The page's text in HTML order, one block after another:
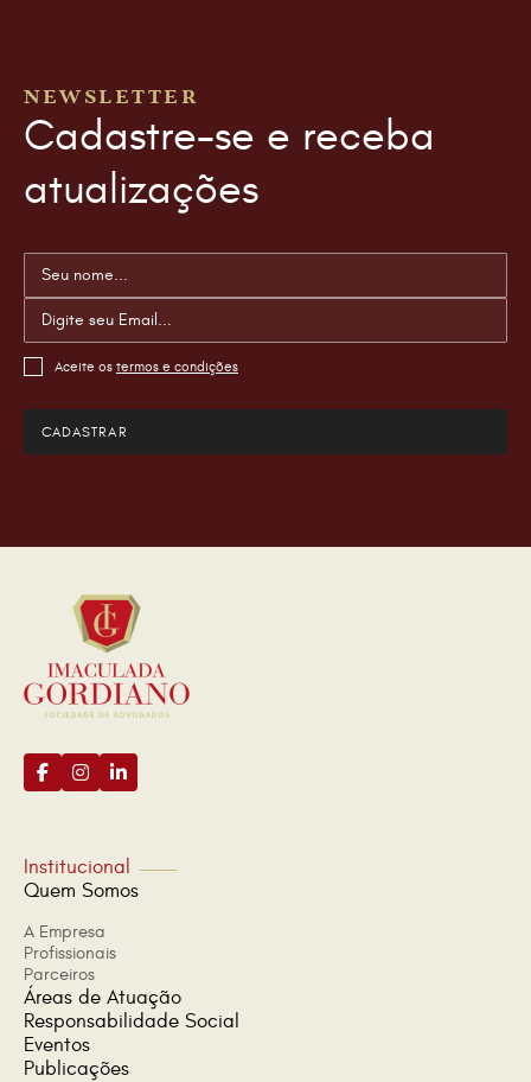
NEWSLETTER
Cadastre-se e receba
atualizações
Aceite os termos e condições
Institucional
Quem Somos
A Empresa
Profissionais
Parceiros
Áreas de Atuação
Responsabilidade Social
Eventos
Publicações